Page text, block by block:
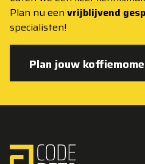
Plan nu een vrijblijvend
specialisten!
Plan jouw